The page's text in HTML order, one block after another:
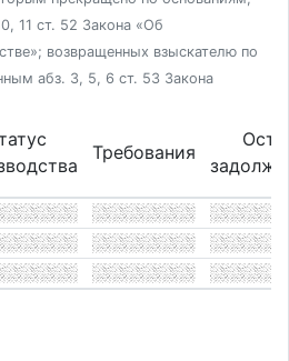
11 ст. 52 Закона «Об
возвращенных взыскателю по
абз. 3, 5, 6 ст. 53 Закона
Требования